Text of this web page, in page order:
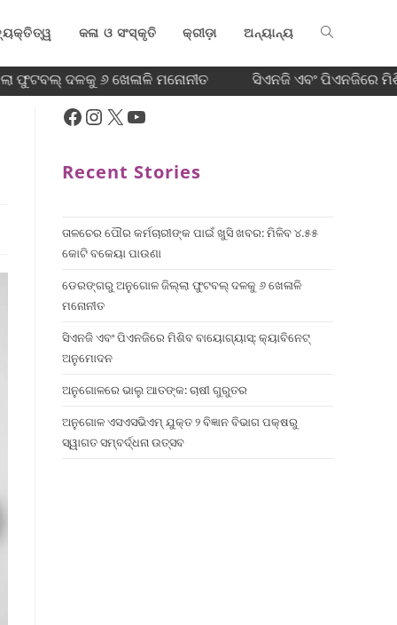
କଳା ଓ ସଂସ୍କୃତି କ୍ରୀଡ଼ା ଅନ୍ୟାନ୍ୟ
ଦଳକୁ ୬ ଖେଳାଳି ମନୋନୀତ ସିଏନଜି ଏବଂ ପିଏନଜିରେ
Recent Stories
ତାଳଚେର ପୌର କର୍ମଚାରୀଙ୍କ ପାଇଁ ଖୁସି ଖବର: ମିଳିବ ୪.୫୫
କୋଟି ବକେୟା ପାଉଣା
ଡେରଙ୍ଗରୁ ଅନୁଗୋଳ ଜିଲ୍ଲା ଫୁଟବଲ୍ ଦଳକୁ ୬ ଖେଳାଳି
ମନୋନୀତ
ସିଏନଜି ଏବଂ ପିଏନଜିରେ ମିଶିବ ବାୟୋଗ୍ୟାସ୍: କ୍ୟାବିନେଟ୍
ଅନୁମୋଦନ
ଅନୁଗୋଳରେ ଭାଲୁ ଆତଙ୍କ: ଚାଷୀ ଗୁରୁତର
ଅନୁଗୋଳ ଏସଏସଭିଏମ୍ ଯୁକ୍ତ ୨ ବିଜ୍ଞାନ ବିଭାଗ ପକ୍ଷରୁ
ସ୍ୱାଗତ ସମ୍ବର୍ଦ୍ଧନା ଉତ୍ସବ